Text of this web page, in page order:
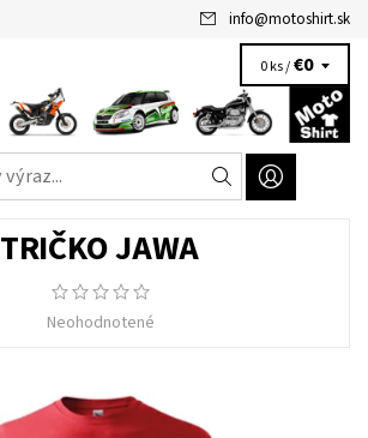
info@motoshirt.sk
0 ks /€0
TRIČKO JAWA
Neohodnotené